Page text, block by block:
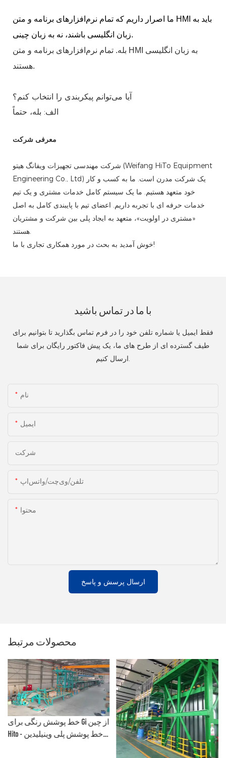
ما اصرار داریم که تمام نرم‌افزارهای برنامه و متن HMI باید به
زبان انگلیسی باشند، نه به زبان چینی.
بله. تمام نرم‌افزارهای برنامه و متن HMI به زبان انگلیسی
هستند.
آیا می‌توانم پیکربندی را انتخاب کنم؟
الف: بله، حتماً
معرفی شرکت
شرکت مهندسی تجهیزات ویفانگ هیتو (Weifang HiTo Equipment
Engineering Co., Ltd) یک شرکت مدرن است. ما به کسب و کار
خود متعهد هستیم. ما یک سیستم کامل خدمات مشتری و یک تیم
خدمات حرفه ای با تجربه داریم. اعضای تیم با پایبندی کامل به اصل
«مشتری در اولویت»، متعهد به ایجاد پلی بین شرکت و مشتریان
هستند.
خوش آمدید به بحث در مورد همکاری تجاری با ما!
با ما در تماس باشید
فقط ایمیل یا شماره تلفن خود را در فرم تماس بگذارید تا بتوانیم برای
طیف گسترده ای از طرح های ما، یک پیش فاکتور رایگان برای شما
ارسال کنیم.
نام
ایمیل
شرکت
تلفن/وی‌چت/واتس‌اپ
محتوا
ارسال پرسش و پاسخ
محصولات مرتبط
خط پوشش رنگی برای Gi از چین
Hito - خط پوشش پلی وینیلیدین